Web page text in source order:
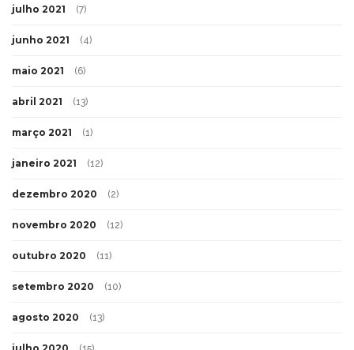
julho 2021 (7)
junho 2021 (4)
maio 2021 (6)
abril 2021 (13)
março 2021 (1)
janeiro 2021 (12)
dezembro 2020 (2)
novembro 2020 (12)
outubro 2020 (11)
setembro 2020 (10)
agosto 2020 (13)